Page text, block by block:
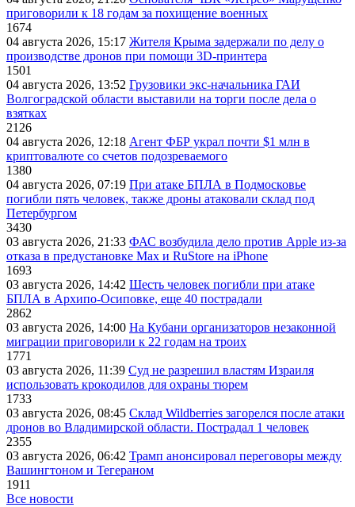
приговорили к 18 годам за похищение военных
1674
04 августа 2026, 15:17 Жителя Крыма задержали по делу о
производстве дронов при помощи 3D‑принтера
1501
04 августа 2026, 13:52 Грузовики экс-начальника ГАИ
Волгоградской области выставили на торги после дела о
взятках
2126
04 августа 2026, 12:18 Агент ФБР украл почти $1 млн в
криптовалюте со счетов подозреваемого
1380
04 августа 2026, 07:19 При атаке БПЛА в Подмосковье
погибли пять человек, также дроны атаковали склад под
Петербургом
3430
03 августа 2026, 21:33 ФАС возбудила дело против Apple из-за
отказа в предустановке Max и RuStore на iPhone
1693
03 августа 2026, 14:42 Шесть человек погибли при атаке
БПЛА в Архипо-Осиповке, еще 40 пострадали
2862
03 августа 2026, 14:00 На Кубани организаторов незаконной
миграции приговорили к 22 годам на троих
1771
03 августа 2026, 11:39 Суд не разрешил властям Израиля
использовать крокодилов для охраны тюрем
1733
03 августа 2026, 08:45 Склад Wildberries загорелся после атаки
дронов во Владимирской области. Пострадал 1 человек
2355
03 августа 2026, 06:42 Трамп анонсировал переговоры между
Вашингтоном и Тегераном
1911
Все новости